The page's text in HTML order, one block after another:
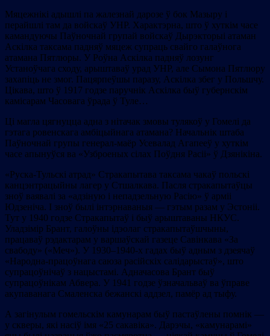
Мяцежнікі адышлі па жалезнай дарозе ў бок Мазыру і
перайшлі там да войскаў УНР. Характэрна, што ў хуткім часе
камандуючы Паўночнай групай войскаў Дырэкторыі атаман
Аскілка таксама падняў мяцеж супраць свайго галаўнога
атамана Пятлюры. У Роўна Аскілка падняў лозунг
Устаноўчага сходу, арыштаваў урад УНР, але Сымона Пятлюру
захапіць не змог. Пацярпеўшы паразу, Аскілка збег у Польшчу.
Цікава, што ў 1917 годзе паручнік Аскілка быў губернскім
камісарам Часовага ўрада ў Туле…
Ці магла цягнуцца адна з нітачак змовы тулякоў у Гомелі да
гэтага ровенскага амбіцыйнага атамана? Начальнік штаба
Паўночнай групы генерал-маёр Усевалад Агапееў у хуткім
часе апынуўся ва «Узброеных сілах Поўдня Расіі» ў Дзянікіна.
«Руска-Тульскі атрад» Стракапытава таксама чакаў польскі
канцэнтрацыйны лагер у Стшалкава. Пасля стракапытаўцы
зноў ваявалі за «адзіную і непадзельную Расію» ў арміі
Юдзеніча. І зноў былі інтэрнаваныя — гэтым разам у Эстоніі.
Тут у 1940 годзе Стракапытаў і быў арыштаваны НКУС.
Уладзімір Брант, галоўны ідэолаг стракапытаўшчыны,
працаваў рэдактарам у варшаўскай газеце Савінкава «За
свабоду» («Меч»). У 1930–1940-х гадах быў адным з дзеячаў
«Народна-працоўнага саюза расійскіх салідарыстаў», што
супрацоўнічаў з нацыстамі. Адначасова Брант быў
супрацоўнікам Абвера. У 1941 годзе ўзначальваў ва ўправе
акупаванага Смаленска бежанскі аддзел, памёр ад тыфу.
А загінулым гомельскім камунарам быў пастаўлены помнік —
у скверы, які насіў імя «25 сакавіка». Дарэчы, «камунарамі»